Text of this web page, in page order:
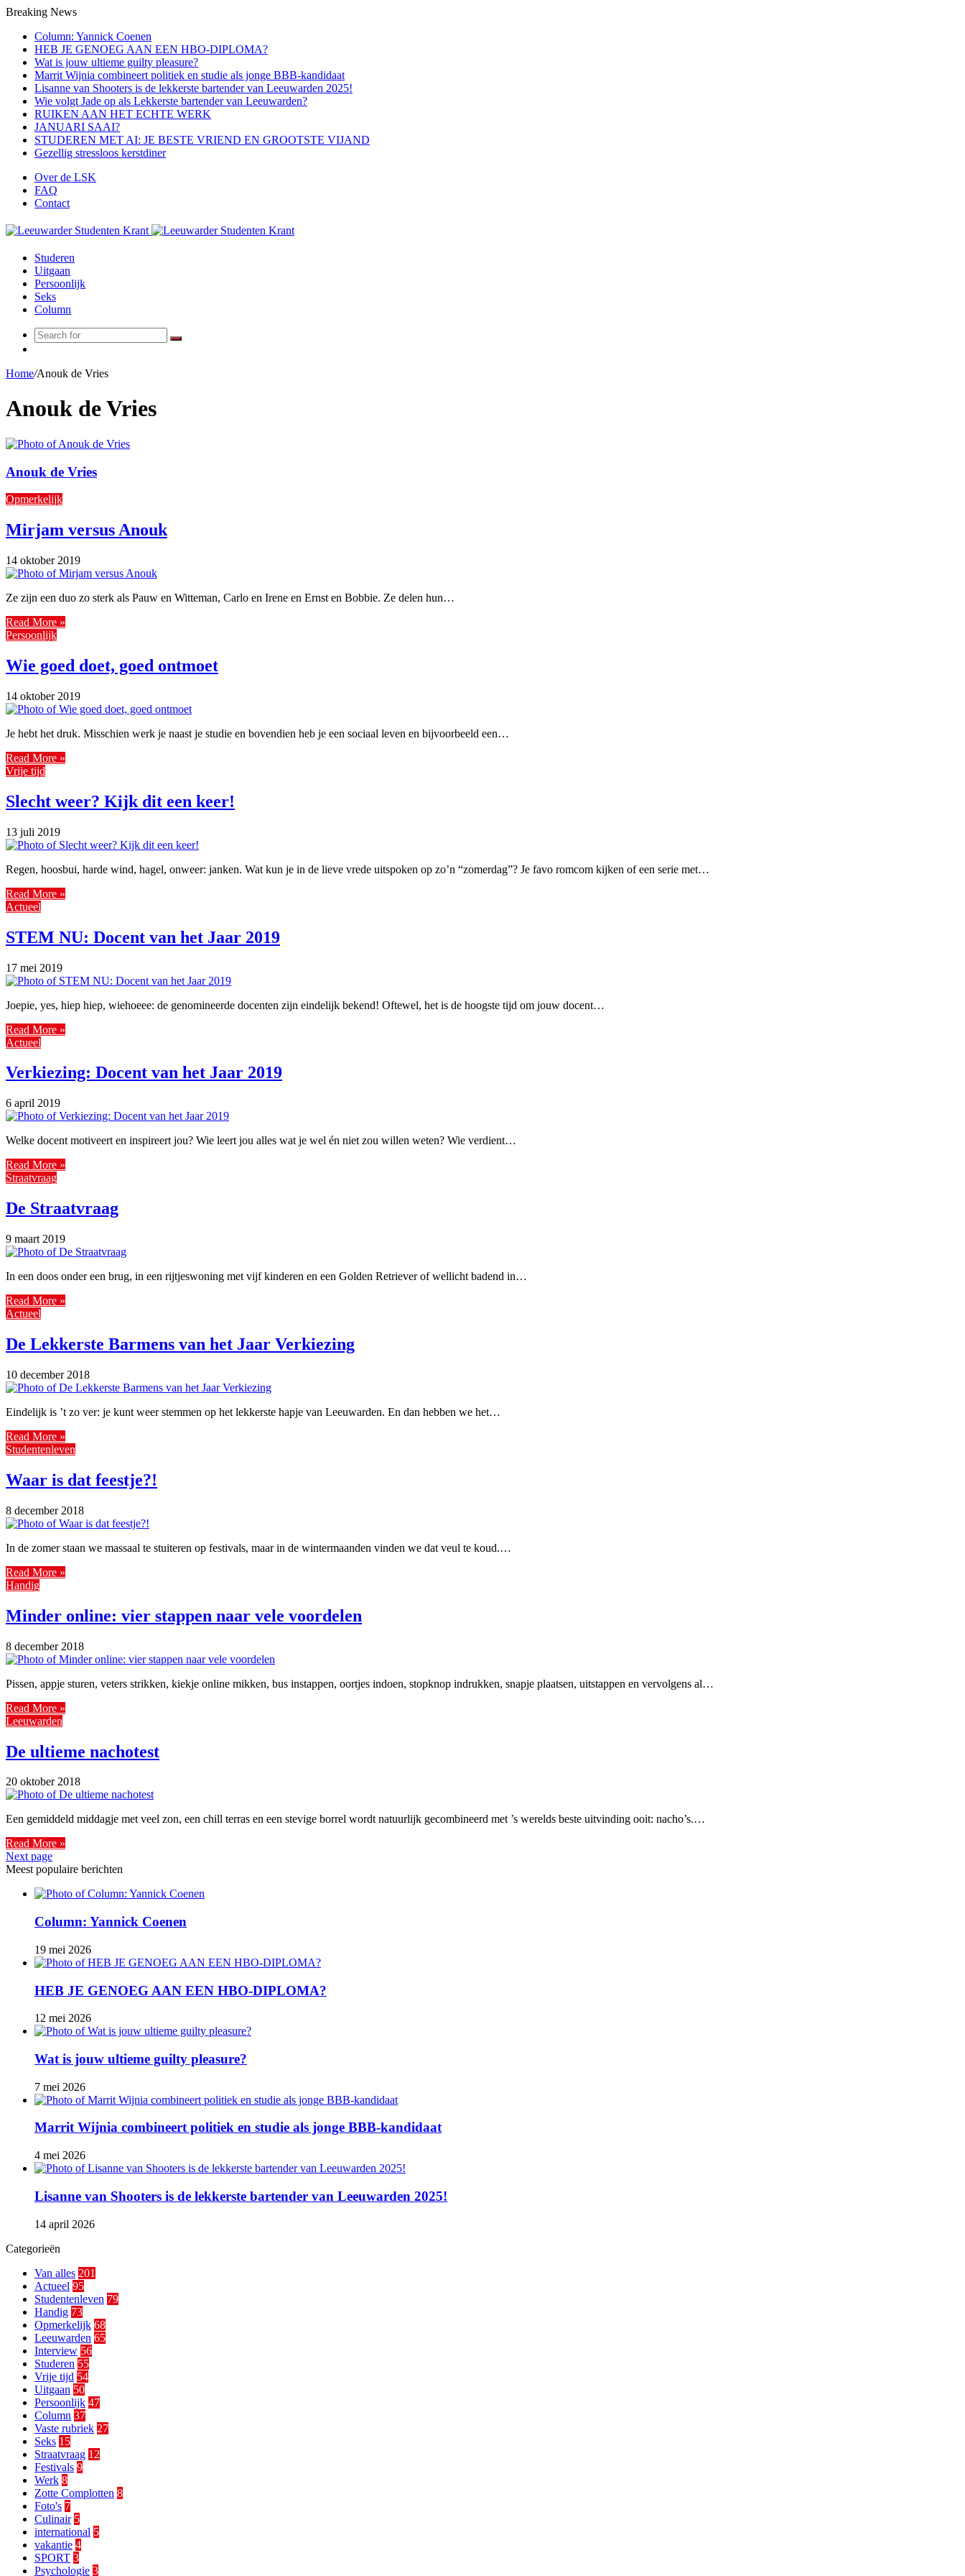
Breaking News
Column: Yannick Coenen
HEB JE GENOEG AAN EEN HBO-DIPLOMA?
Wat is jouw ultieme guilty pleasure?
Marrit Wijnia combineert politiek en studie als jonge BBB‑kandidaat
Lisanne van Shooters is de lekkerste bartender van Leeuwarden 2025!
Wie volgt Jade op als Lekkerste bartender van Leeuwarden?
RUIKEN AAN HET ECHTE WERK
JANUARI SAAI?
STUDEREN MET AI: JE BESTE VRIEND EN GROOTSTE VIJAND
Gezellig stressloos kerstdiner
Over de LSK
FAQ
Contact
Menu
Studeren
Uitgaan
Persoonlijk
Seks
Column
Search
Home/Anouk de Vries
Anouk de Vries
Anouk de Vries
Opmerkelijk
Mirjam versus Anouk
14 oktober 2019
Ze zijn een duo zo sterk als Pauw en Witteman, Carlo en Irene en Ernst en Bobbie. Ze delen hun…
Read More »
Persoonlijk
Wie goed doet, goed ontmoet
14 oktober 2019
Je hebt het druk. Misschien werk je naast je studie en bovendien heb je een sociaal leven en bijvoorbeeld een…
Read More »
Vrije tijd
Slecht weer? Kijk dit een keer!
13 juli 2019
Regen, hoosbui, harde wind, hagel, onweer: janken. Wat kun je in de lieve vrede uitspoken op zo’n “zomerdag”? Je favo romcom kijken of een serie met…
Read More »
Actueel
STEM NU: Docent van het Jaar 2019
17 mei 2019
Joepie, yes, hiep hiep, wiehoeee: de genomineerde docenten zijn eindelijk bekend! Oftewel, het is de hoogste tijd om jouw docent…
Read More »
Actueel
Verkiezing: Docent van het Jaar 2019
6 april 2019
Welke docent motiveert en inspireert jou? Wie leert jou alles wat je wel én niet zou willen weten? Wie verdient…
Read More »
Straatvraag
De Straatvraag
9 maart 2019
In een doos onder een brug, in een rijtjeswoning met vijf kinderen en een Golden Retriever of wellicht badend in…
Read More »
Actueel
De Lekkerste Barmens van het Jaar Verkiezing
10 december 2018
Eindelijk is ’t zo ver: je kunt weer stemmen op het lekkerste hapje van Leeuwarden. En dan hebben we het…
Read More »
Studentenleven
Waar is dat feestje?!
8 december 2018
In de zomer staan we massaal te stuiteren op festivals, maar in de wintermaanden vinden we dat veul te koud.…
Read More »
Handig
Minder online: vier stappen naar vele voordelen
8 december 2018
Pissen, appje sturen, veters strikken, kiekje online mikken, bus instappen, oortjes indoen, stopknop indrukken, snapje plaatsen, uitstappen en vervolgens al…
Read More »
Leeuwarden
De ultieme nachotest
20 oktober 2018
Een gemiddeld middagje met veel zon, een chill terras en een stevige borrel wordt natuurlijk gecombineerd met ’s werelds beste uitvinding ooit: nacho’s.…
Read More »
Next page
Meest populaire berichten
Column: Yannick Coenen
19 mei 2026
HEB JE GENOEG AAN EEN HBO-DIPLOMA?
12 mei 2026
Wat is jouw ultieme guilty pleasure?
7 mei 2026
Marrit Wijnia combineert politiek en studie als jonge BBB‑kandidaat
4 mei 2026
Lisanne van Shooters is de lekkerste bartender van Leeuwarden 2025!
14 april 2026
Categorieën
Van alles 201
Actueel 95
Studentenleven 79
Handig 73
Opmerkelijk 68
Leeuwarden 65
Interview 56
Studeren 55
Vrije tijd 54
Uitgaan 50
Persoonlijk 47
Column 37
Vaste rubriek 27
Seks 15
Straatvraag 12
Festivals 9
Werk 8
Zotte Complotten 8
Foto's 7
Culinair 5
international 5
vakantie 4
SPORT 3
Psychologie 3